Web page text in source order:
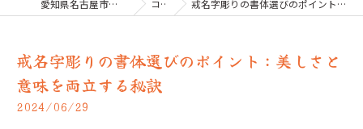
愛知県名古屋市のお墓なら彫刻本舗 コラム 戒名字彫りの書体選びのポイント：美しさと意味を両立する秘訣
戒名字彫りの書体選びのポイント：美しさと
意味を両立する秘訣
2024/06/29